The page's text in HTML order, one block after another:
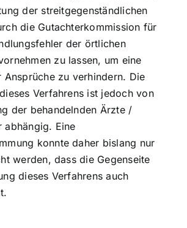
der streitgegenständlichen
die Gutachterkommission für
der örtlichen
zu lassen, um eine
Ansprüche zu verhindern. Die
Verfahrens ist jedoch von
der behandelnden Ärzte /
abhängig. Eine
konnte daher bislang nur
werden, dass die Gegenseite
dieses Verfahrens auch